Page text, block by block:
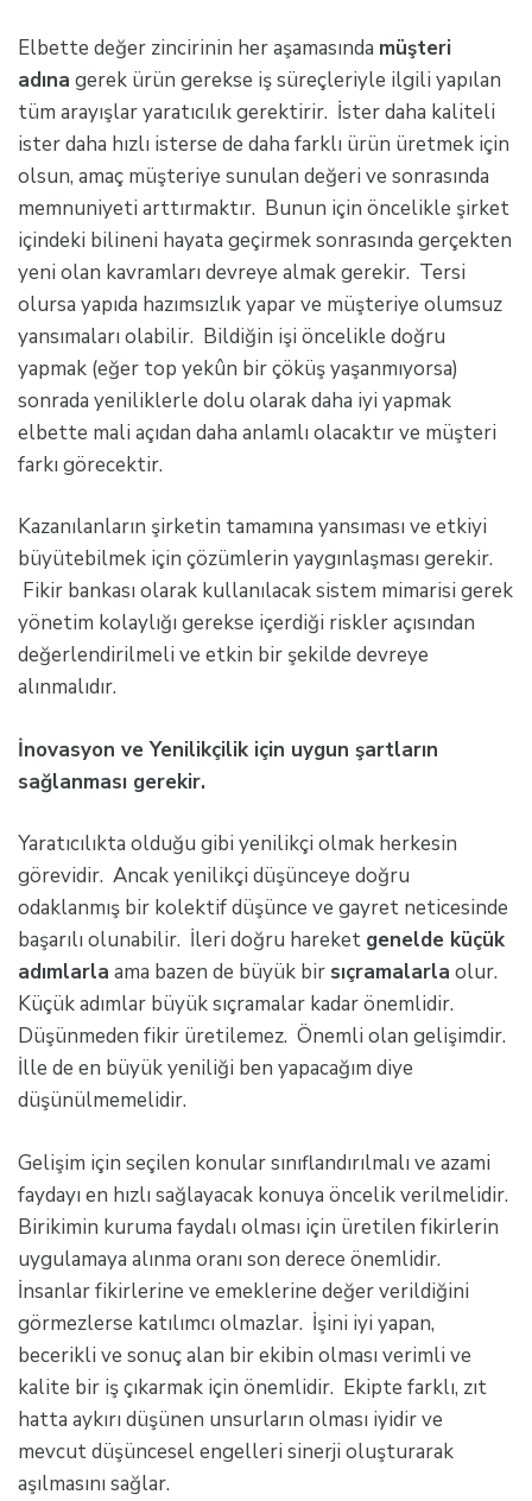
Elbette değer zincirinin her aşamasında müşteri
adına gerek ürün gerekse iş süreçleriyle ilgili yapılan
tüm arayışlar yaratıcılık gerektirir. İster daha kaliteli
ister daha hızlı isterse de daha farklı ürün üretmek için
olsun, amaç müşteriye sunulan değeri ve sonrasında
memnuniyeti arttırmaktır. Bunun için öncelikle şirket
içindeki bilineni hayata geçirmek sonrasında gerçekten
yeni olan kavramları devreye almak gerekir. Tersi
olursa yapıda hazımsızlık yapar ve müşteriye olumsuz
yansımaları olabilir. Bildiğin işi öncelikle doğru
yapmak (eğer top yekûn bir çöküş yaşanmıyorsa)
sonrada yeniliklerle dolu olarak daha iyi yapmak
elbette mali açıdan daha anlamlı olacaktır ve müşteri
farkı görecektir.
Kazanılanların şirketin tamamına yansıması ve etkiyi
büyütebilmek için çözümlerin yaygınlaşması gerekir.
Fikir bankası olarak kullanılacak sistem mimarisi gerek
yönetim kolaylığı gerekse içerdiği riskler açısından
değerlendirilmeli ve etkin bir şekilde devreye
alınmalıdır.
İnovasyon ve Yenilikçilik için uygun şartların
sağlanması gerekir.
Yaratıcılıkta olduğu gibi yenilikçi olmak herkesin
görevidir. Ancak yenilikçi düşünceye doğru
odaklanmış bir kolektif düşünce ve gayret neticesinde
başarılı olunabilir. İleri doğru hareket genelde küçük
adımlarla ama bazen de büyük bir sıçramalarla olur.
Küçük adımlar büyük sıçramalar kadar önemlidir.
Düşünmeden fikir üretilemez. Önemli olan gelişimdir.
İlle de en büyük yeniliği ben yapacağım diye
düşünülmemelidir.
Gelişim için seçilen konular sınıflandırılmalı ve azami
faydayı en hızlı sağlayacak konuya öncelik verilmelidir.
Birikimin kuruma faydalı olması için üretilen fikirlerin
uygulamaya alınma oranı son derece önemlidir.
İnsanlar fikirlerine ve emeklerine değer verildiğini
görmezlerse katılımcı olmazlar. İşini iyi yapan,
becerikli ve sonuç alan bir ekibin olması verimli ve
kalite bir iş çıkarmak için önemlidir. Ekipte farklı, zıt
hatta aykırı düşünen unsurların olması iyidir ve
mevcut düşüncesel engelleri sinerji oluşturarak
aşılmasını sağlar.